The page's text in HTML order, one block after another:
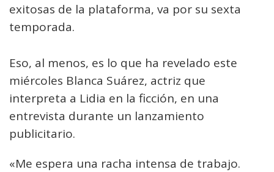
exitosas de la plataforma, va por su sexta
temporada.
Eso, al menos, es lo que ha revelado este
miércoles Blanca Suárez, actriz que
interpreta a Lidia en la ficción, en una
entrevista durante un lanzamiento
publicitario.
«Me espera una racha intensa de trabajo.